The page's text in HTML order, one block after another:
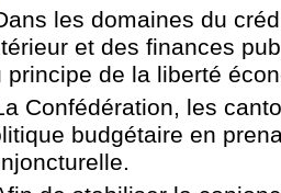
les domaines du
et des finances
principe de la liberté
Confédération, les
budgétaire en